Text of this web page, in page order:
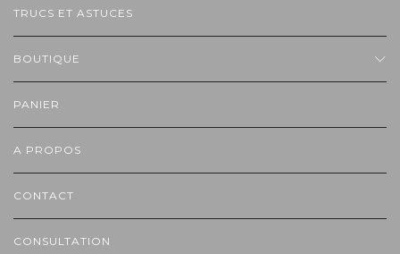
TRUCS ET ASTUCES
BOUTIQUE
PANIER
A PROPOS
CONTACT
CONSULTATION